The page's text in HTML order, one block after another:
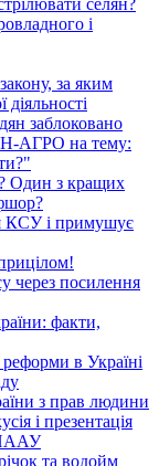
і
за яким
заблоковано
АГРО на тему:
Один з кращих
КСУ і примушує
через посилення
факти,
в Україні
з прав людини
і презентація
НААУ
та водойм